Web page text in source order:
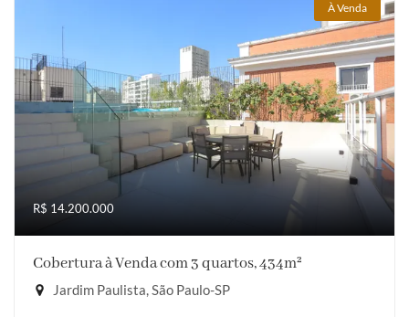
À Venda
R$ 14.200.000
Cobertura à Venda com 3 quartos, 434m²
Jardim Paulista, São Paulo-SP